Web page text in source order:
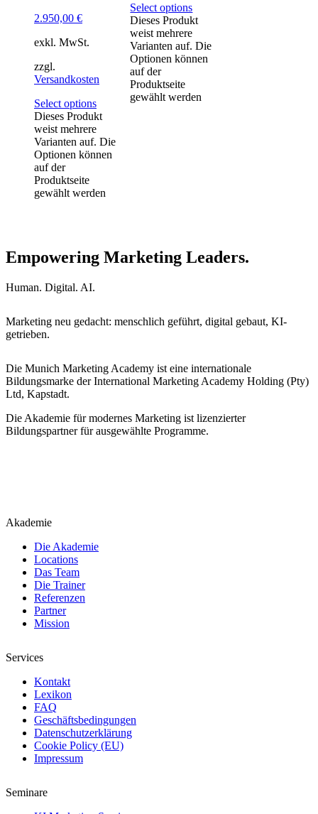
2.950,00 €
exkl. MwSt.
zzgl.
Versandkosten
Select options
Dieses Produkt
weist mehrere
Varianten auf. Die
Optionen können
auf der
Produktseite
gewählt werden
Select options
Dieses Produkt
weist mehrere
Varianten auf. Die
Optionen können
auf der
Produktseite
gewählt werden
Empowering Marketing Leaders.
Human. Digital. AI.
Marketing neu gedacht: menschlich geführt, digital gebaut, KI-
getrieben.
Die Munich Marketing Academy ist eine internationale
Bildungsmarke der International Marketing Academy Holding (Pty)
Ltd, Kapstadt.
Die Akademie für modernes Marketing ist lizenzierter
Bildungspartner für ausgewählte Programme.
Akademie
Die Akademie
Locations
Das Team
Die Trainer
Referenzen
Partner
Mission
Services
Kontakt
Lexikon
FAQ
Geschäftsbedingungen
Datenschutzerklärung
Cookie Policy (EU)
Impressum
Seminare